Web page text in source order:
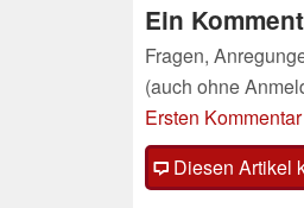
Ein
Fragen,
(auch ohne
Ersten
Diesen Artikel